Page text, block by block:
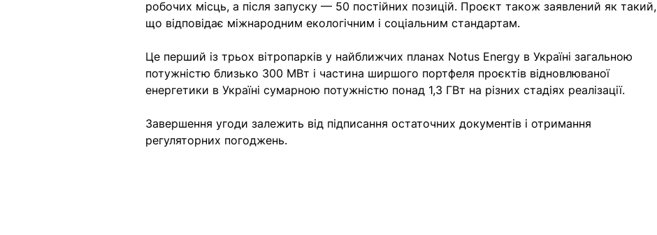
робочих місць, а після запуску — 50 постійних позицій. Проєкт також заявлений як такий,
що відповідає міжнародним екологічним і соціальним стандартам.
Це перший із трьох вітропарків у найближчих планах Notus Energy в Україні загальною
потужністю близько 300 МВт і частина ширшого портфеля проєктів відновлюваної
енергетики в Україні сумарною потужністю понад 1,3 ГВт на різних стадіях реалізації.
Завершення угоди залежить від підписання остаточних документів і отримання
регуляторних погоджень.